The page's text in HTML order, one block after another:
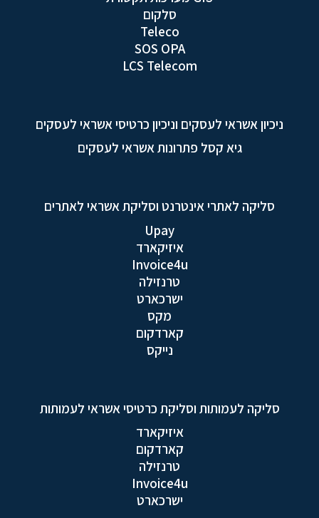
סלקום
Teleco
SOS OPA
LCS Telecom
ניכיון אשראי לעסקים וניכיון כרטיסי אשראי לעסקים
גיא קסל פתרונות אשראי לעסקים
סליקה לאתרי אינטרנט וסליקת אשראי לאתרים
Upay
איזיקארד
Invoice4u
טרנזילה
ישרכארט
מקס
קארדקום
נייקס
סליקה לעמותות וסליקת כרטיסי אשראי לעמותות
איזיקארד
קארדקום
טרנזילה
Invoice4u
ישרכארט